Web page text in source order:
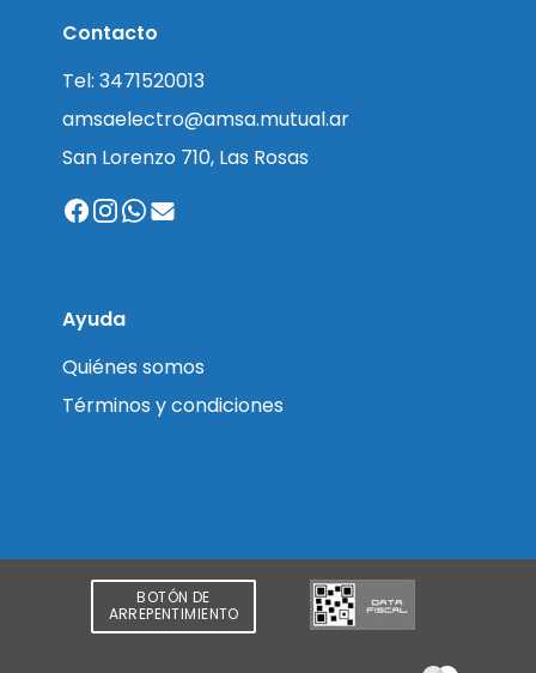
Contacto
Tel: 3471520013
amsaelectro@amsa.mutual.ar
San Lorenzo 710, Las Rosas
Ayuda
Quiénes somos
Términos y condiciones
BOTÓN DE
ARREPENTIMIENTO